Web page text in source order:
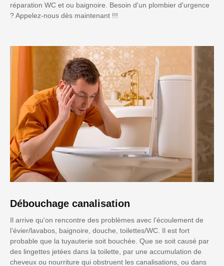
réparation WC et ou baignoire. Besoin d'un plombier d'urgence
? Appelez-nous dès maintenant !!!
Débouchage canalisation
Il arrive qu'on rencontre des problèmes avec l’écoulement de
l’évier/lavabos, baignoire, douche, toilettes/WC. Il est fort
probable que la tuyauterie soit bouchée. Que se soit causé par
des lingettes jetées dans la toilette, par une accumulation de
cheveux ou nourriture qui obstruent les canalisations, ou dans